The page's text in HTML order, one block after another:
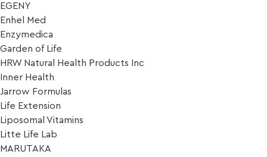
EGENY
Enhel Med
Enzymedica
Garden of Life
HRW Natural Health Products Inc
Inner Health
Jarrow Formulas
Life Extension
Liposomal Vitamins
Litte Life Lab
MARUTAKA